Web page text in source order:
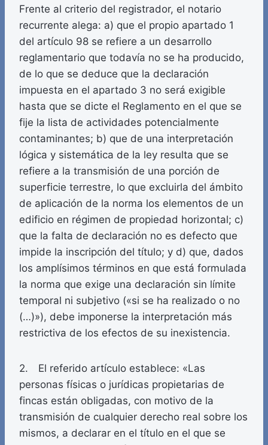
Frente al criterio del registrador, el notario
recurrente alega: a) que el propio apartado 1
del artículo 98 se refiere a un desarrollo
reglamentario que todavía no se ha producido,
de lo que se deduce que la declaración
impuesta en el apartado 3 no será exigible
hasta que se dicte el Reglamento en el que se
fije la lista de actividades potencialmente
contaminantes; b) que de una interpretación
lógica y sistemática de la ley resulta que se
refiere a la transmisión de una porción de
superficie terrestre, lo que excluirla del ámbito
de aplicación de la norma los elementos de un
edificio en régimen de propiedad horizontal; c)
que la falta de declaración no es defecto que
impide la inscripción del título; y d) que, dados
los amplísimos términos en que está formulada
la norma que exige una declaración sin límite
temporal ni subjetivo («si se ha realizado o no
(…)»), debe imponerse la interpretación más
restrictiva de los efectos de su inexistencia.
2. El referido artículo establece: «Las
personas físicas o jurídicas propietarias de
fincas están obligadas, con motivo de la
transmisión de cualquier derecho real sobre los
mismos, a declarar en el título en el que se